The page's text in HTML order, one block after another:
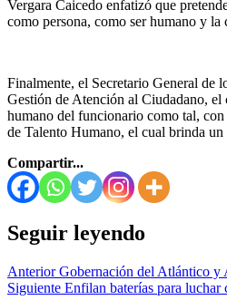
Vergara Caicedo enfatizó que
como persona, como ser humano y la
Finalmente, el Secretario General de
Gestión de Atención al Ciudadano, el
humano del funcionario como tal, con
de Talento Humano, el cual brinda
Compartir...
Seguir leyendo
AnteriorGobernación del Atlántico y
Siguiente Enfilan baterías para